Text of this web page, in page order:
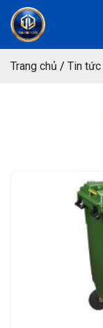
Chuyển
đến
dungTrang chủ / Tin tức